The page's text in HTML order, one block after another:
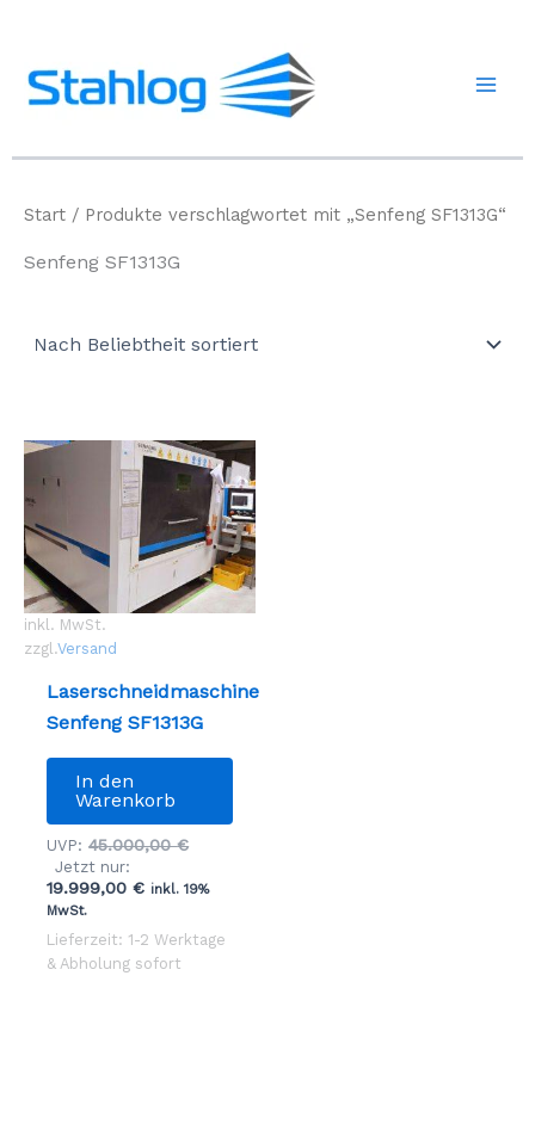
springen
Start / Produkte verschlagwortet mit „Senfeng SF1313G“
Senfeng SF1313G
inkl. MwSt.
zzgl.Versand
Laserschneidmaschine
Senfeng SF1313G
In den
Warenkorb
UVP: 45.000,00€Ursprünglicher
war:
Jetzt nur:
19.999,00€Aktueller
19.999,00 €.
inkl. 19%
MwSt.
Lieferzeit: 1-2 Werktage
& Abholung sofort